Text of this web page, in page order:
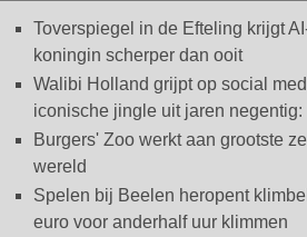
Toverspiegel in de Efteling krijgt
koningin scherper dan ooit
Walibi Holland grijpt op social
iconische jingle uit jaren
Burgers' Zoo werkt aan grootste
wereld
Spelen bij Beelen heropent
euro voor anderhalf uur klimmen